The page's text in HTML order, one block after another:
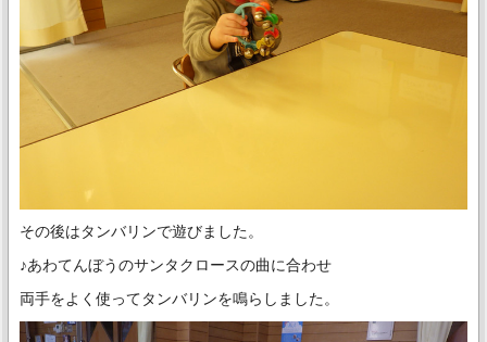
その後はタンバリンで遊びました。
♪あわてんぼうのサンタクロースの曲に合わせ
両手をよく使ってタンバリンを鳴らしました。